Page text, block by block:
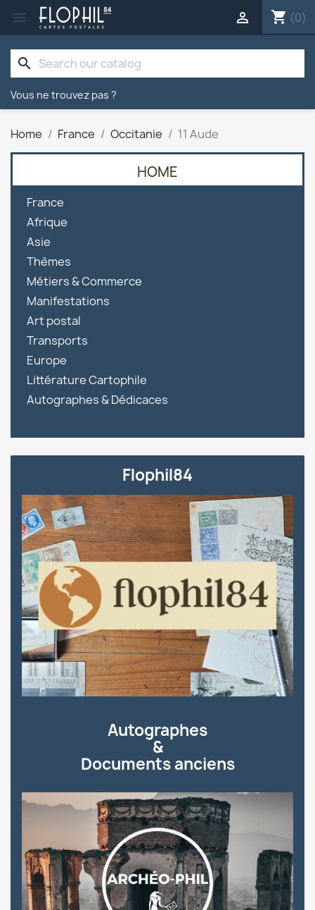
 shopping_cart (0)

search
Vous ne trouvez pas ?
Home France Occitanie 11 Aude
HOME
France
Afrique
Asie
Thèmes
Métiers & Commerce
Manifestations
Art postal
Transports
Europe
Littérature Cartophile
Autographes & Dédicaces
Flophil84
Autographes
&
Documents anciens